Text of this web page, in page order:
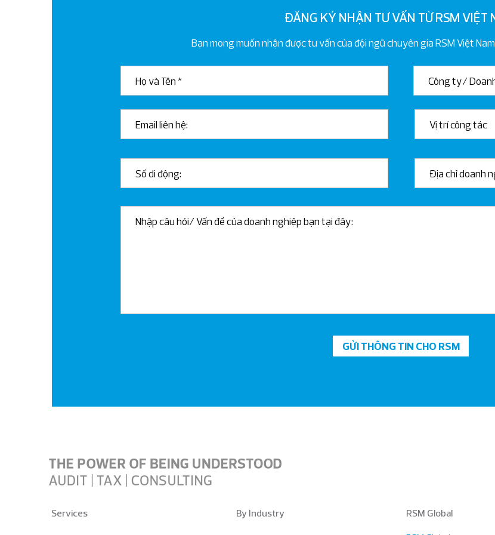
ĐĂNG KÝ NHẬN TƯ VẤN TỪ RSM VIỆT
Bạn mong muốn nhận được tư vấn của đội ngũ chuyên gia RSM Việt
GỬI THÔNG TIN CHO RSM
Services By Industry RSM Global